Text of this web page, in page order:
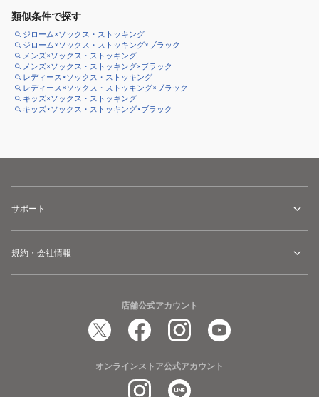
類似条件で探す
ジローム×ソックス・ストッキング
ジローム×ソックス・ストッキング×ブラック
メンズ×ソックス・ストッキング
メンズ×ソックス・ストッキング×ブラック
レディース×ソックス・ストッキング
レディース×ソックス・ストッキング×ブラック
キッズ×ソックス・ストッキング
キッズ×ソックス・ストッキング×ブラック
サポート
規約・会社情報
店舗公式アカウント
オンラインストア公式アカウント